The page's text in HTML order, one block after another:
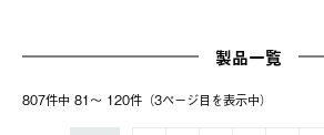
製品一覧
807件中 81〜 120件（3ページ⽬を表⽰中）